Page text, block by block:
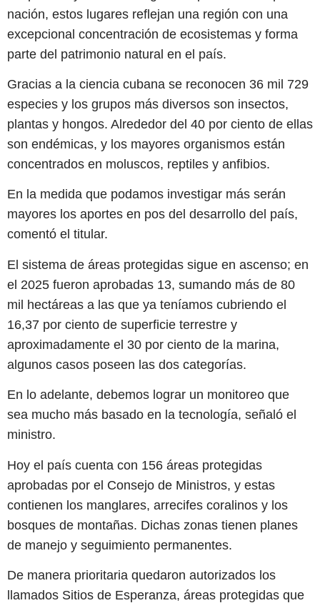
nación, estos lugares reflejan una región con una
excepcional concentración de ecosistemas y forma
parte del patrimonio natural en el país.
Gracias a la ciencia cubana se reconocen 36 mil 729
especies y los grupos más diversos son insectos,
plantas y hongos. Alrededor del 40 por ciento de ellas
son endémicas, y los mayores organismos están
concentrados en moluscos, reptiles y anfibios.
En la medida que podamos investigar más serán
mayores los aportes en pos del desarrollo del país,
comentó el titular.
El sistema de áreas protegidas sigue en ascenso; en
el 2025 fueron aprobadas 13, sumando más de 80
mil hectáreas a las que ya teníamos cubriendo el
16,37 por ciento de superficie terrestre y
aproximadamente el 30 por ciento de la marina,
algunos casos poseen las dos categorías.
En lo adelante, debemos lograr un monitoreo que
sea mucho más basado en la tecnología, señaló el
ministro.
Hoy el país cuenta con 156 áreas protegidas
aprobadas por el Consejo de Ministros, y estas
contienen los manglares, arrecifes coralinos y los
bosques de montañas. Dichas zonas tienen planes
de manejo y seguimiento permanentes.
De manera prioritaria quedaron autorizados los
llamados Sitios de Esperanza, áreas protegidas que